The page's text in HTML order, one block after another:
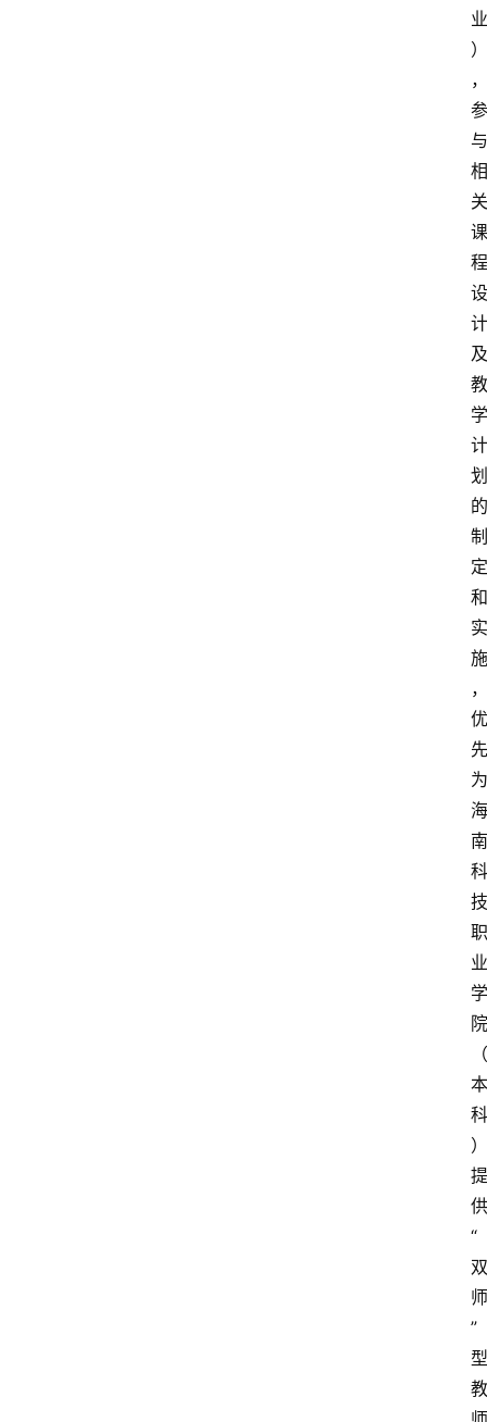
业
）
，
参
与
相
关
课
程
设
计
及
教
学
计
划
的
制
定
和
实
施
，
优
先
为
海
南
科
技
职
业
学
院
（
本
科
）
提
供
“
双
师
”
型
教